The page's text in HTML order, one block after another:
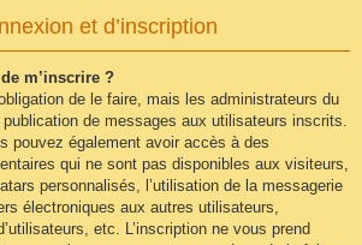
et d’inscription
m’inscrire ?
de le faire, mais les administrateurs du
de messages aux utilisateurs inscrits.
pouvez également avoir accès à des
qui ne sont pas disponibles aux visiteurs,
personnalisés, l’utilisation de la messagerie
électroniques aux autres utilisateurs,
etc. L’inscription ne vous prend